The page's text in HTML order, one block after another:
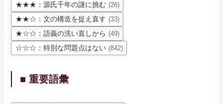
★★★：源氏千年の謎に挑む (26)
★★☆：文の構造を捉え直す (33)
★☆☆：語義の洗い直しから (49)
☆☆☆：特別な問題点はない (842)
■ 重要語彙